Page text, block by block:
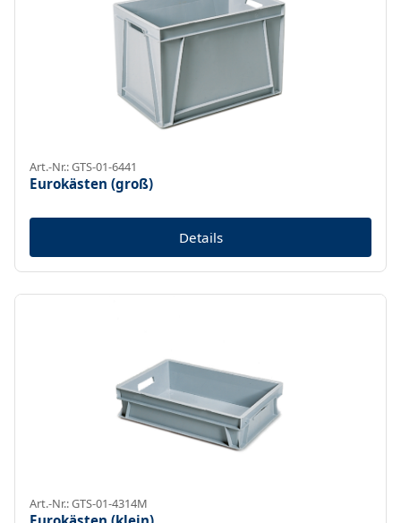
Art.-Nr.: GTS-01-6441
Eurokästen (groß)
Details
Art.-Nr.: GTS-01-4314M